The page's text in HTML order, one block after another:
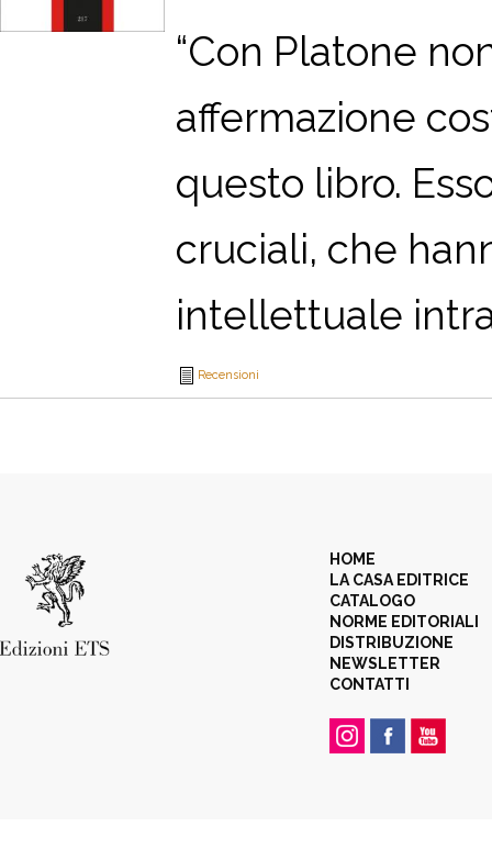
“Con Platone
affermazione
questo libro.
cruciali, che
intellettuale
Recensioni
HOME
LA CASA EDITRICE
CATALOGO
NORME EDITORIALI
DISTRIBUZIONE
NEWSLETTER
CONTATTI